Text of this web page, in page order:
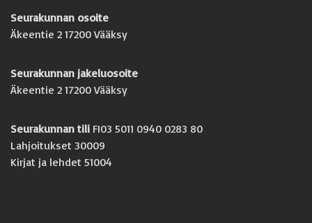
Seurakunnan osoite
Äkeentie 2 17200 Vääksy
Seurakunnan jakeluosoite
Äkeentie 2 17200 Vääksy
Seurakunnan tili FI03 5011 0940 0283 80
Lahjoitukset 30009
Kirjat ja lehdet 51004